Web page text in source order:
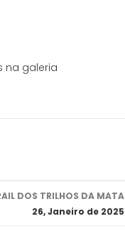
na galeria
DOS TRILHOS DA MATA
26, Janeiro de 2025